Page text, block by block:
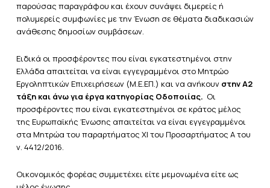
παρούσας παραγράφου και έχουν συνάψει διμερείς ή
πολυμερείς συμφωνίες με την Ένωση σε θέματα διαδικασιών
ανάθεσης δημοσίων συμβάσεων.
Ειδικά οι προσφέροντες που είναι εγκατεστημένοι στην
Ελλάδα απαιτείται να είναι εγγεγραμμένοι στο Μητρώο
Εργοληπτικών Επιχειρήσεων (Μ.Ε.ΕΠ.) και να ανήκουν στην Α2
τάξη και άνω για έργα κατηγορίας Οδοποιίας. Οι
προσφέροντες που είναι εγκατεστημένοι σε κράτος μέλος
της Ευρωπαϊκής Ένωσης απαιτείται να είναι εγγεγραμμένοι
στα Μητρώα του παραρτήματος ΧΙ του Προσαρτήματος Α του
ν. 4412/2016.
Οικονομικός φορέας συμμετέχει είτε μεμονωμένα είτε ως